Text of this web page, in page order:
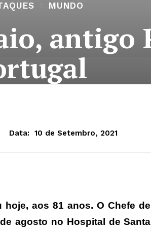
MUNDO
antigo
Data: 10 de Setembro, 2021
aos 81 anos. O Chefe de
agosto no Hospital de Santa